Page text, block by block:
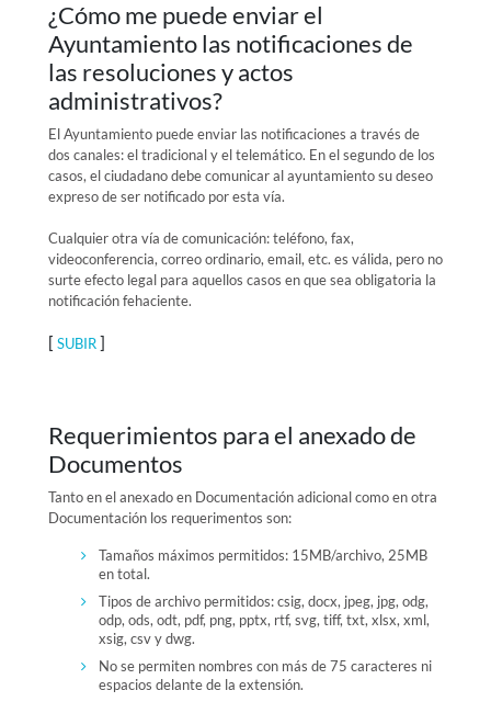
¿Cómo me puede enviar el
Ayuntamiento las notificaciones de
las resoluciones y actos
administrativos?
El Ayuntamiento puede enviar las notificaciones a través de
dos canales: el tradicional y el telemático. En el segundo de los
casos, el ciudadano debe comunicar al ayuntamiento su deseo
expreso de ser notificado por esta vía.
Cualquier otra vía de comunicación: teléfono, fax,
videoconferencia, correo ordinario, email, etc. es válida, pero no
surte efecto legal para aquellos casos en que sea obligatoria la
notificación fehaciente.
[ SUBIR]
Requerimientos para el anexado de
Documentos
Tanto en el anexado en Documentación adicional como en otra
Documentación los requerimentos son:
Tamaños máximos permitidos: 15MB/archivo, 25MB
en total.
Tipos de archivo permitidos: csig, docx, jpeg, jpg, odg,
odp, ods, odt, pdf, png, pptx, rtf, svg, tiff, txt, xlsx, xml,
xsig, csv y dwg.
No se permiten nombres con más de 75 caracteres ni
espacios delante de la extensión.